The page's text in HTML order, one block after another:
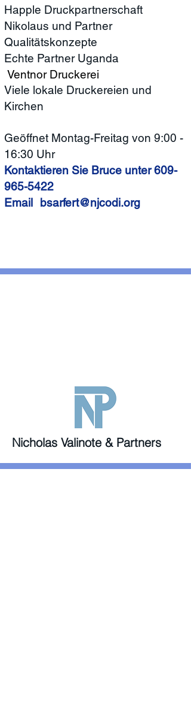
Happle Druckpartnerschaft
Nikolaus und Partner
Qualitätskonzepte
Echte Partner Uganda
Ventnor Druckerei
Viele lokale Druckereien und
Kirchen
Geöffnet Montag-Freitag von 9:00 -
16:30 Uhr
Kontaktieren Sie Bruce unter609-
965-5422
Email bsarfert@njcodi.org
Nicholas Valinote & Partners